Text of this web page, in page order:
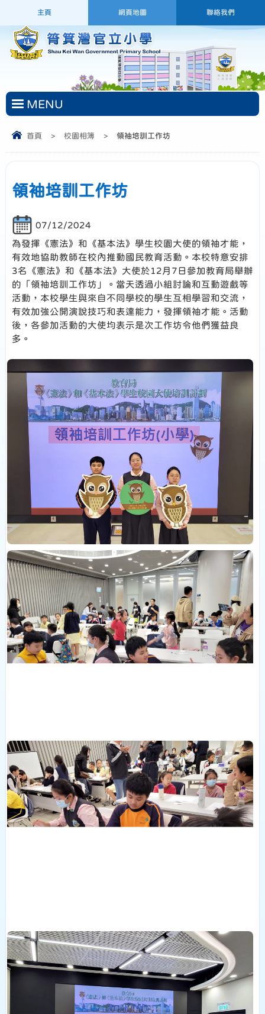
主頁 網頁地圖 聯絡我們
MENU
首頁 > 校園相簿 > 領袖培訓工作坊
領袖培訓工作坊
07/12/2024
為發揮《憲法》和《基本法》學生校園大使的領袖才能，
有效地協助教師在校內推動國民教育活動。本校特意安排
3名《憲法》和《基本法》大使於12月7日參加教育局舉辦
的「領袖培訓工作坊」。當天透過小組討論和互動遊戲等
活動，本校學生與來自不同學校的學生互相學習和交流，
有效加強公開演說技巧和表達能力，發揮領袖才能。活動
後，各參加活動的大使均表示是次工作坊令他們獲益良
多。